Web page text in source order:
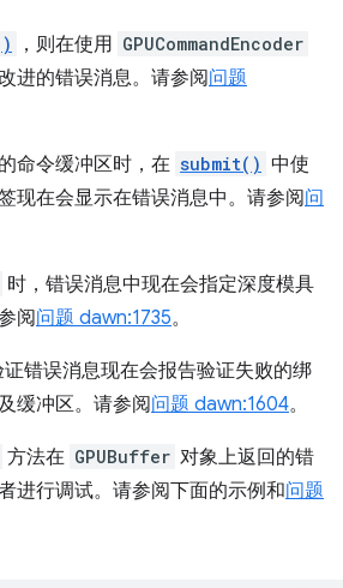
，则在使用 GPUCommandEncoder
进的错误消息。请参阅问题
命令缓冲区时，在 submit() 中使
现在会显示在错误消息中。请参阅问
时，错误消息中现在会指定深度模具
阅问题 dawn:1735。
证错误消息现在会报告验证失败的绑
缓冲区。请参阅问题 dawn:1604。
方法在 GPUBuffer 对象上返回的错
进行调试。请参阅下面的示例和问题